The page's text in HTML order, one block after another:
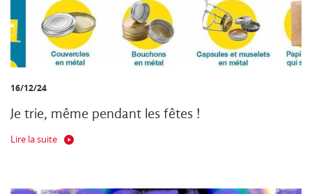
16/12/24
Je trie, même pendant les fêtes !
Lire la suite